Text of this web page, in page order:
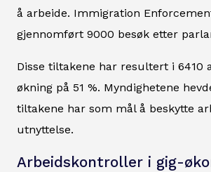
å arbeide. Immigration
gjennomført 9000 besøk etter
Disse tiltakene har resultert i 6410
økning på 51 %. Myndighetene
tiltakene har som mål å beskytte
utnyttelse.
Arbeidskontroller i gig-